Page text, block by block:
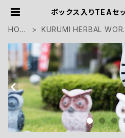
ボックス入りTEA
HOM
KURUMI HERBAL